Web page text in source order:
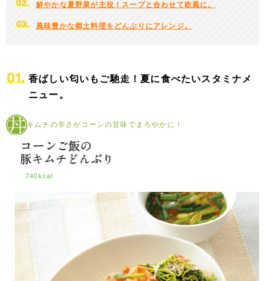
鮮やかな夏野菜が主役！スープと合わせて欧風に。
風味豊かな郷土料理をどんぶりにアレンジ。
香ばしい匂いもご馳走！夏に食べたいスタミナメ
ニュー。
キムチの辛さがコーンの甘味でまろやかに！
740kcal